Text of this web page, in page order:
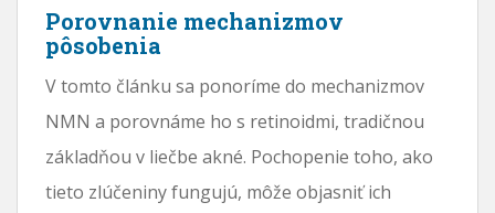
Porovnanie mechanizmov
pôsobenia
V tomto článku sa ponoríme do mechanizmov
NMN a porovnáme ho s retinoidmi, tradičnou
základňou v liečbe akné. Pochopenie toho, ako
tieto zlúčeniny fungujú, môže objasniť ich